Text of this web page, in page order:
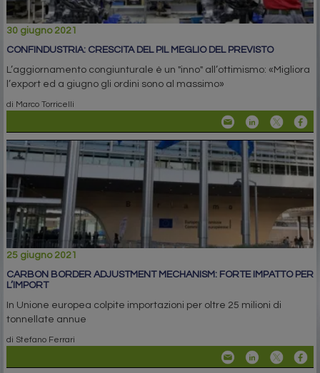
30 giugno 2021
CONFINDUSTRIA: CRESCITA DEL PIL MEGLIO DEL PREVISTO
L’aggiornamento congiunturale è un "inno" all’ottimismo: «Migliora
l’export ed a giugno gli ordini sono al massimo»
di Marco Torricelli
25 giugno 2021
CARBON BORDER ADJUSTMENT MECHANISM: FORTE IMPATTO PER
L’IMPORT
In Unione europea colpite importazioni per oltre 25 milioni di
tonnellate annue
di Stefano Ferrari